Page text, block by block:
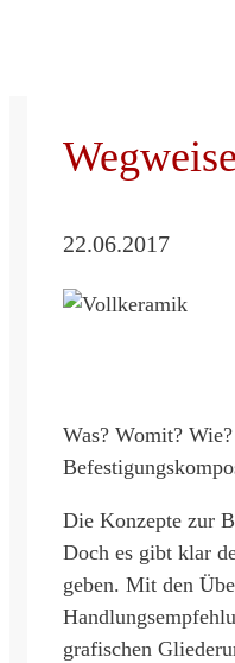
22.06.2017
Was? Womit?
Die Konzepte zur
Doch es gibt klar
geben. Mit den
grafischen